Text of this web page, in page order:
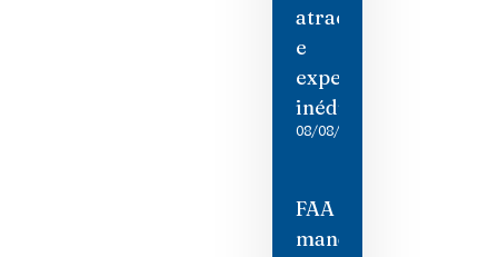
atrações
e
experiências
inéditas
08/08/2026
FAA
manda